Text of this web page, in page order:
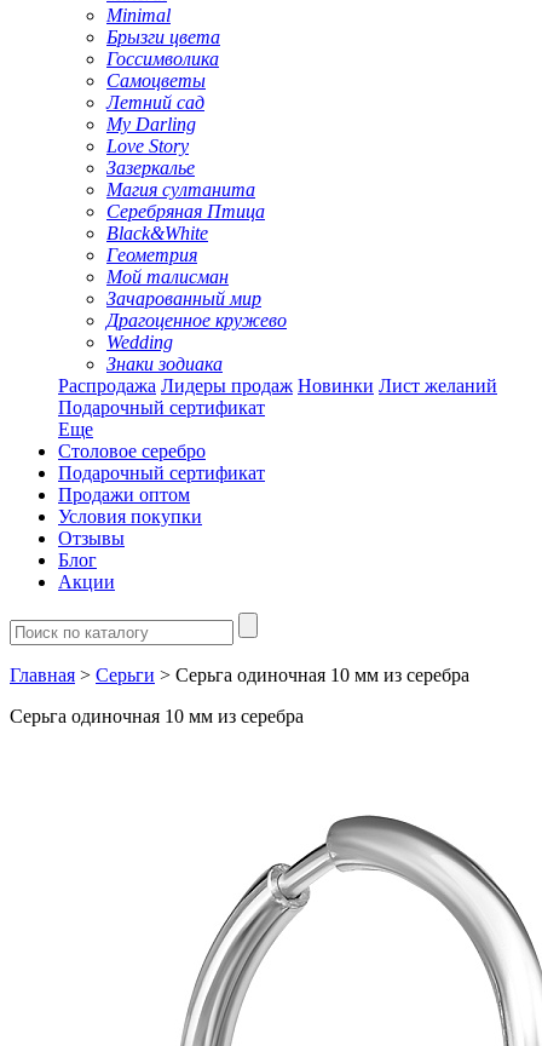
Minimal
Брызги цвета
Госсимволика
Самоцветы
Летний сад
My Darling
Love Story
Зазеркалье
Магия султанита
Серебряная Птица
Black&White
Геометрия
Мой талисман
Зачарованный мир
Драгоценное кружево
Wedding
Знаки зодиака
Распродажа Лидеры продаж Новинки Лист желаний
Подарочный сертификат
Еще
Столовое серебро
Подарочный сертификат
Продажи оптом
Условия покупки
Отзывы
Блог
Акции
Главная > Серьги > Серьга одиночная 10 мм из серебра
Серьга одиночная 10 мм из серебра